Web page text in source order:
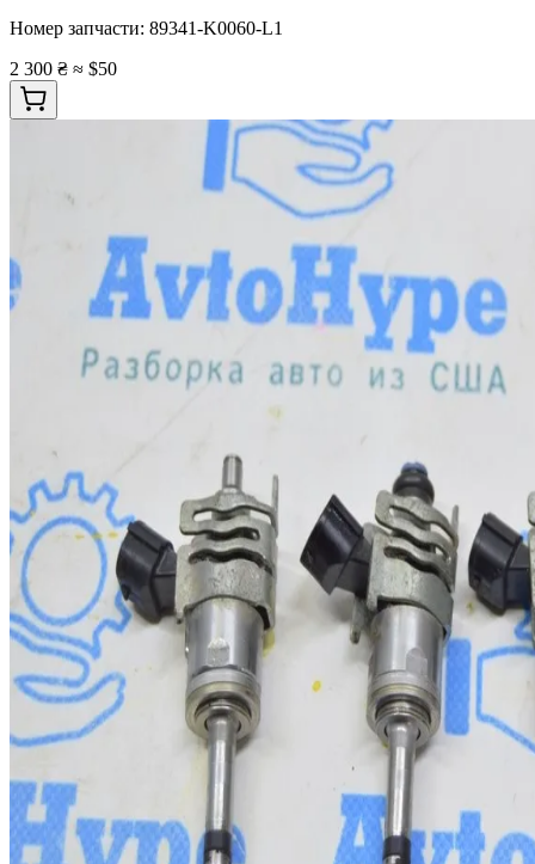
Номер запчасти: 89341-K0060-L1
2 300 ₴ ≈ $50